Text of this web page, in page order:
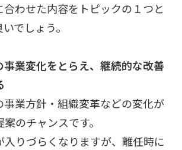
合わせた内容をトピックの１つと
でしょう。
事業変化をとらえ、継続的な改善
事業方針・組織変革などの変化が
のチャンスです。
入りづらくなりますが、離任時に